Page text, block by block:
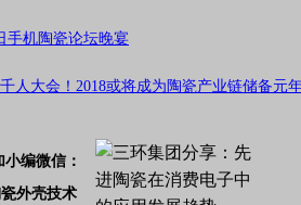
手机陶瓷论坛晚宴
人大会！2018或将成为陶瓷产业链储备元
编微信：
瓷外壳技术